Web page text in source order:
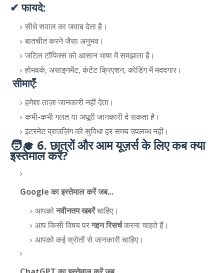
✔ फायदे:
सीधे सवाल का जवाब देता है।
बातचीत करने जैसा अनुभव।
जटिल टॉपिक्स को आसान भाषा में समझाता है।
होमवर्क, असाइनमेंट, कंटेंट क्रिएशन, कोडिंग में मददगार।
सीमाएँ:
हमेशा ताज़ा जानकारी नहीं देता।
कभी-कभी गलत या अधूरी जानकारी दे सकता है।
इंटरनेट ब्राउज़िंग की सुविधा हर समय उपलब्ध नहीं।
🧑‍🎓 6. छात्रों और आम यूज़र्स के लिए कब क्या
इस्तेमाल करें?
Google का इस्तेमाल करें जब...
आपकोनवीनतम खबरेंचाहिए।
आप किसी विषय परगहन रिसर्चकरना चाहते हैं।
आपको कई स्रोतों से जानकारी चाहिए।